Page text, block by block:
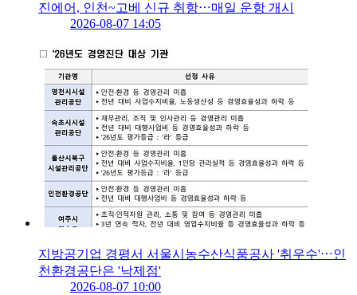
진에어, 인천~고베 신규 취항⋯매일 운항 개시
2026-08-07 14:05
지방공기업 경평서 서울시농수산식품공사 '취우수'⋯인
천환경공단은 '낙제점'
2026-08-07 10:00